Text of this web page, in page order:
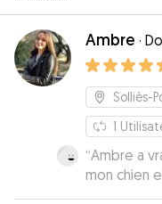
Ambre ·
Solliès-
1
“Ambre a
mon chien
général, je